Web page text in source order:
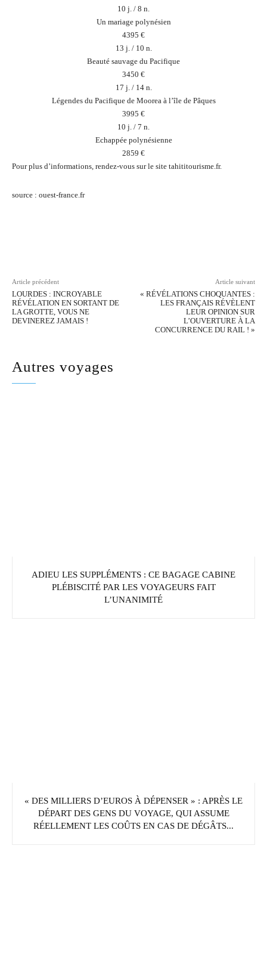
10 j. / 8 n.
Un mariage polynésien
4395 €
13 j. / 10 n.
Beauté sauvage du Pacifique
3450 €
17 j. / 14 n.
Légendes du Pacifique de Moorea à l’île de Pâques
3995 €
10 j. / 7 n.
Echappée polynésienne
2859 €
Pour plus d’informations, rendez-vous sur le site tahititourisme.fr.
source : ouest-france.fr
Article précédent
LOURDES : INCROYABLE
RÉVÉLATION EN SORTANT DE
LA GROTTE, VOUS NE
DEVINEREZ JAMAIS !
Article suivant
« RÉVÉLATIONS CHOQUANTES :
LES FRANÇAIS RÉVÈLENT
LEUR OPINION SUR
L’OUVERTURE À LA
CONCURRENCE DU RAIL ! »
Autres voyages
ADIEU LES SUPPLÉMENTS : CE BAGAGE CABINE
PLÉBISCITÉ PAR LES VOYAGEURS FAIT
L’UNANIMITÉ
« DES MILLIERS D’EUROS À DÉPENSER » : APRÈS LE
DÉPART DES GENS DU VOYAGE, QUI ASSUME
RÉELLEMENT LES COÛTS EN CAS DE DÉGÂTS...